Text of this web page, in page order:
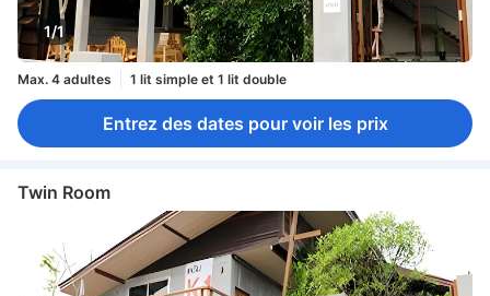
1/1
Max. 4 adultes 1 lit simple et 1 lit double
Entrez des dates pour voir les prix
Twin Room